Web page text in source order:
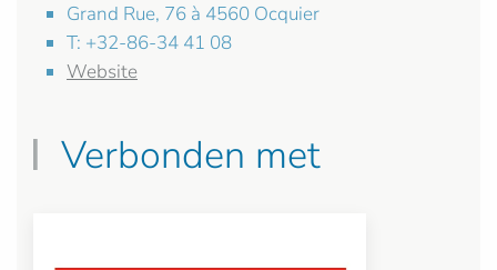
Grand Rue, 76 à 4560 Ocquier
T: +32-86-34 41 08
Website
Verbonden met